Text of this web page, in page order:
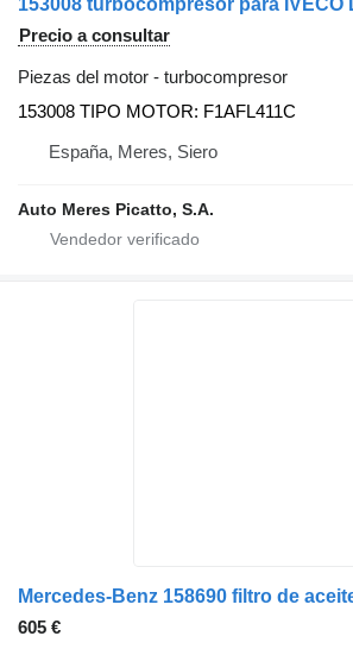
Precio a consultar
Piezas del motor - turbocompresor
153008 TIPO MOTOR: F1AFL411C
España, Meres, Siero
Auto Meres Picatto, S.A.
605 €